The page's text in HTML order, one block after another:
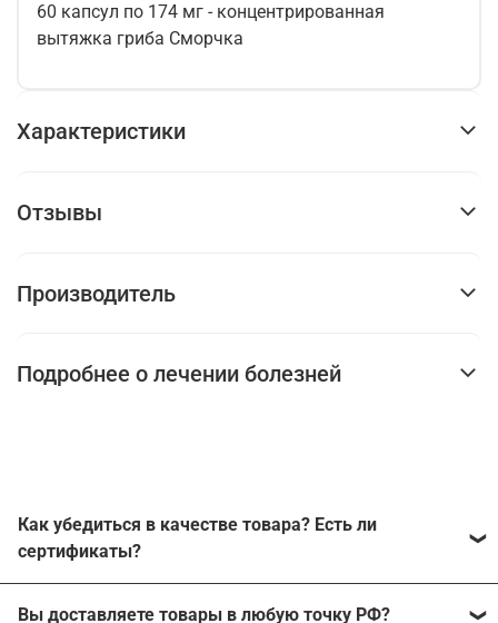
60 капсул по 174 мг - концентрированная
вытяжка гриба Сморчка
Характеристики
Отзывы
Производитель
Подробнее о лечении болезней
Как убедиться в качестве товара? Есть ли
сертификаты?
Вы доставляете товары в любую точку РФ?